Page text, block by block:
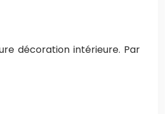
décoration intérieure. Par